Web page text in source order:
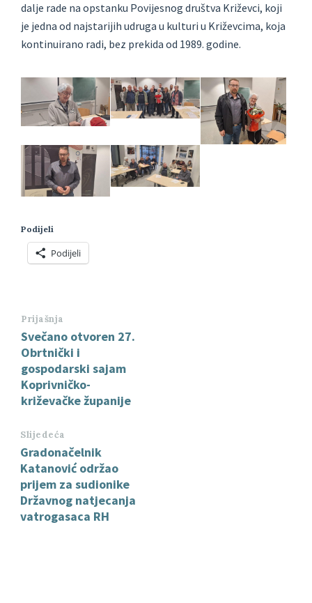
dalje rade na opstanku Povijesnog društva Križevci, koji
je jedna od najstarijih udruga u kulturi u Križevcima, koja
kontinuirano radi, bez prekida od 1989. godine.
Podijeli
Podijeli
Prijašnja
Svečano otvoren 27.
Obrtnički i
gospodarski sajam
Koprivničko-
križevačke županije
Slijedeća
Gradonačelnik
Katanović održao
prijem za sudionike
Državnog natjecanja
vatrogasaca RH